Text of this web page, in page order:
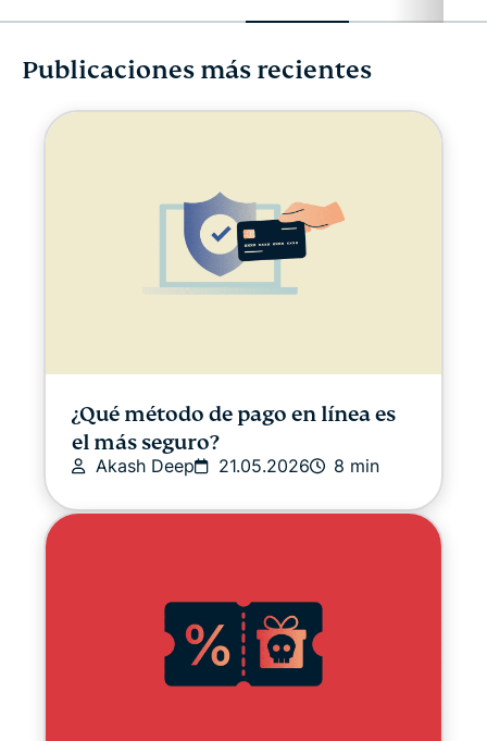
Ciberseguridad
Libertad digital
Centro de Seguridad Digital
ExpressVPN for Teams
Destacado
Libertad en Internet
LO ÚLTIMO
Publicaciones más recientes
¿Qué método de pago en línea es
el más seguro?
Akash Deep 21.05.2026 8 min